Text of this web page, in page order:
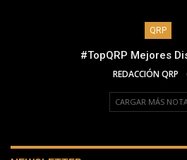
QRP
#TopQRP Mejores
REDACCIÓN QRP
CARGAR MÁS